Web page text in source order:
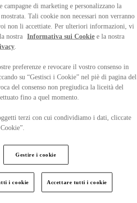
ScarpeAbbigliamento casual
campagne di marketing e personalizzano la
Tali cookie non necessari non verranno
non li accettiate. Per ulteriori informazioni, vi
nostra
Informativa sui Cookie e la nostra
preferenze e revocare il vostro consenso in
su “Gestisci i Cookie” nel piè di pagina del
del consenso non pregiudica la liceità del
fino a quel momento.
terzi con cui condividiamo i dati, cliccate
Gestire i cookie
i cookie Accettare tutti i cookie